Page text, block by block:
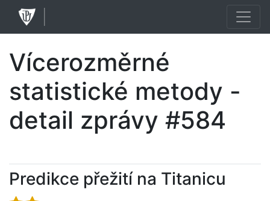
Vícerozměrné
statistické metody -
detail zprávy #584
Predikce přežití na Titanicu